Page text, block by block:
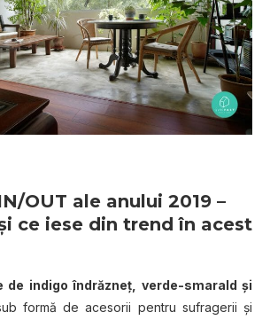
OUT ale anului 2019 –
ce iese din trend în acest
de indigo îndrăzneţ, verde-smarald şi
formă de acesorii pentru sufragerii şi